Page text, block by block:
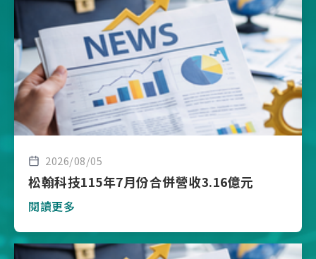
2026/08/05
松翰科技115年7月份合併營收3.16億元
閱讀更多